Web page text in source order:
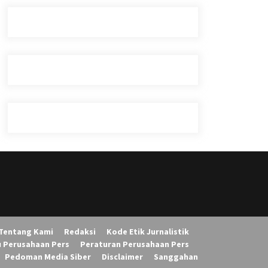
Kami Redaksi
Kode Etik Jurnalistik
Pers
Peraturan Perusahaan Pers
Pedoman Media Siber Disclaimer Sanggahan